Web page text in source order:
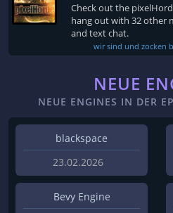
Check out the
hang out with 32 other
and text chat.
wir sind und zocken
NEUE
NEUE ENGINES IN DER
blackspace
23.02.2026
Bevy Engine